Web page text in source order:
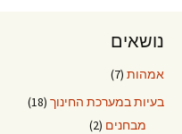
נושאים
אמהות (7)
בעיות במערכת החינוך (18)
מבחנים (2)